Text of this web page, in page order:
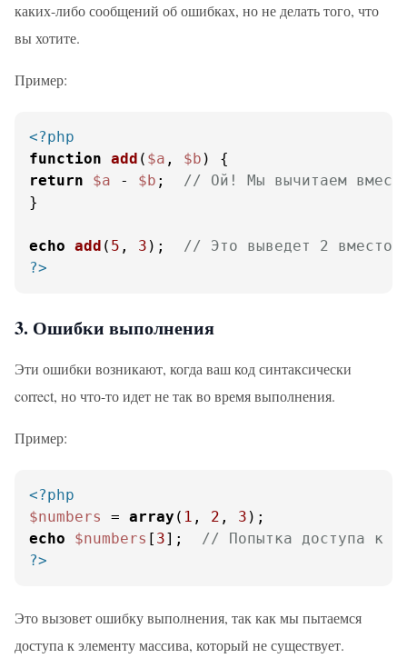
каких-либо сообщений об ошибках, но не делать того, что
вы хотите.
Пример:
<?php
function add ( $a , $b )
return
$a - $b ; // Ой! Мы вычитаем
}
echo add ( 5 , 3 ); // Это выведет 2 вместо
?>
3. Ошибки выполнения
Эти ошибки возникают, когда ваш код синтаксически
correct, но что-то идет не так во время выполнения.
Пример:
<?php
$numbers
= array ( 1 , 2 , 3
echo
$numbers [ 3]; // Попытка доступа к
?>
Это вызовет ошибку выполнения, так как мы пытаемся
доступа к элементу массива, который не существует.